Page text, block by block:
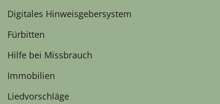
Digitales Hinweisgebersystem
Fürbitten
Hilfe bei Missbrauch
Immobilien
Liedvorschläge